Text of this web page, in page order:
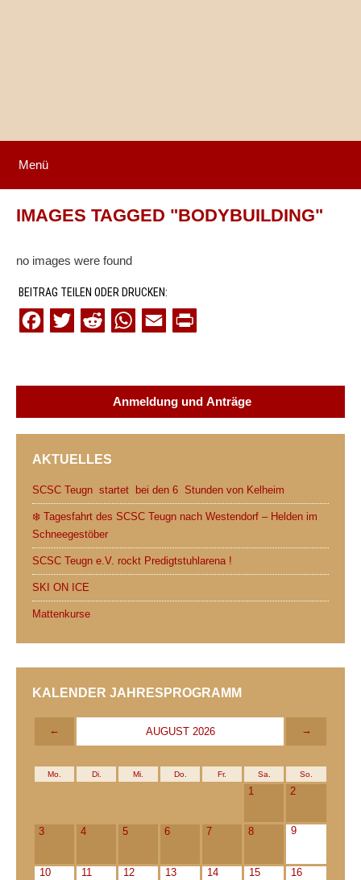
Menü
IMAGES TAGGED "BODYBUILDING"
no images were found
BEITRAG TEILEN ODER DRUCKEN:
b
o
k
t
r
i
W
s
p
l
t
Anmeldung und Anträge
AKTUELLES
SCSC Teugn startet bei den 6 Stunden von Kelheim
❄️ Tagesfahrt des SCSC Teugn nach Westendorf – Helden im
Schneegestöber
SCSC Teugn e.V. rockt Predigtstuhlarena !
SKI ON ICE
Mattenkurse
KALENDER JAHRESPROGRAMM
← AUGUST 2026 →
Mo. Di. Mi. Do. Fr. Sa. So.
1 2
3 4 5 6 7 8 9
10 11 12 13 14 15 16